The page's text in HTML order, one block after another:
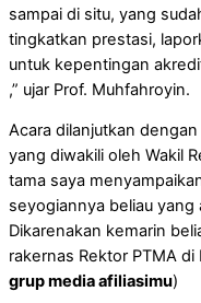
sampai di situ, yang
tingkatkan prestasi,
untuk kepentingan
,” ujar Prof. Muhfahroyin.
Acara dilanjutkan
yang diwakili oleh Wakil
tama saya
seyogiannya beliau
Dikarenakan kemarin
rakernas Rektor PTMA
grup media afiliasimu)